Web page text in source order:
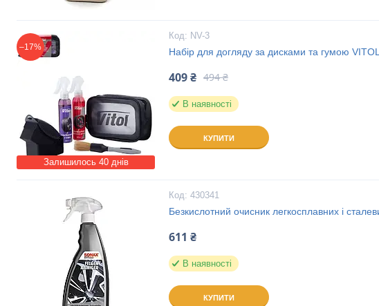
–17%
Залишилось 40 днів
NV-3
Набір для догляду за дисками та гумою
409 ₴ 494 ₴
В наявності
КУПИТИ
430341
Безкислотний очисник легкосплавних і
611 ₴
В наявності
КУПИТИ